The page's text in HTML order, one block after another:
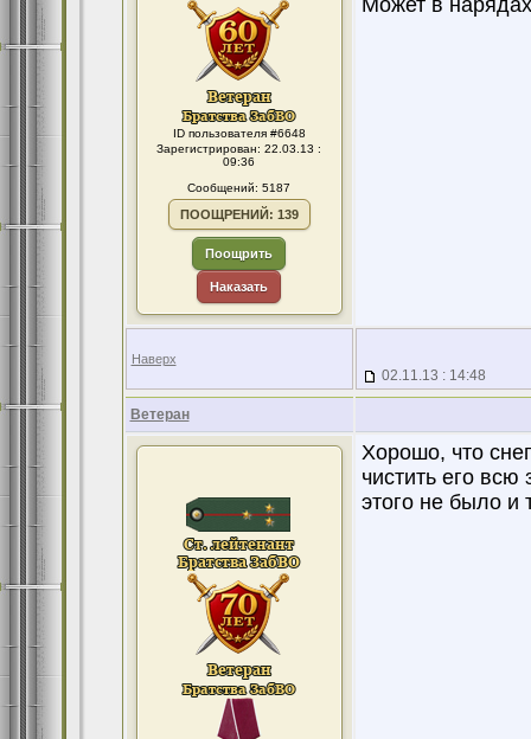
ID пользователя #6648
Зарегистрирован: 22.03.13 :
09:36
Сообщений: 5187
ПООЩРЕНИЙ: 139
Поощрить
Наказать
Может в
Наверх
02.11.13 : 14:48
Ветеран
Хорошо, что
чистить его
этого не было и